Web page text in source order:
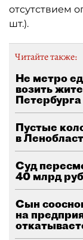
отсутствием
шт.).
Читайте также:
Не метро
возить
Петербурга
Пустые
в
Суд
40 млрд
Сын
на